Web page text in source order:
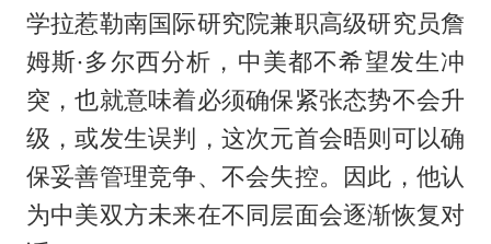
学拉惹勒南国际研究院兼职高级研究员詹
姆斯·多尔西分析，中美都不希望发生冲
突，也就意味着必须确保紧张态势不会升
级，或发生误判，这次元首会晤则可以确
保妥善管理竞争、不会失控。因此，他认
为中美双方未来在不同层面会逐渐恢复对